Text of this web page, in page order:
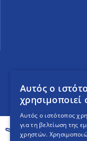
Αυτός ο
χρησιμοποιεί
Αυτός ο ιστότοπος
για τη βελτίωση της
χρηστών.